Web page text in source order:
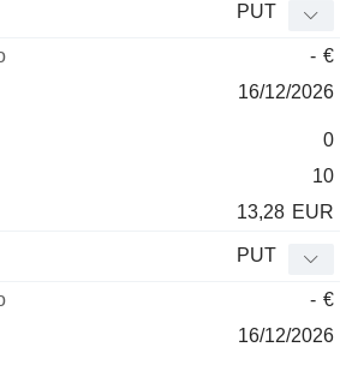
PUT
- €
16/12/2026
0
10
13,28 EUR
PUT
- €
16/12/2026